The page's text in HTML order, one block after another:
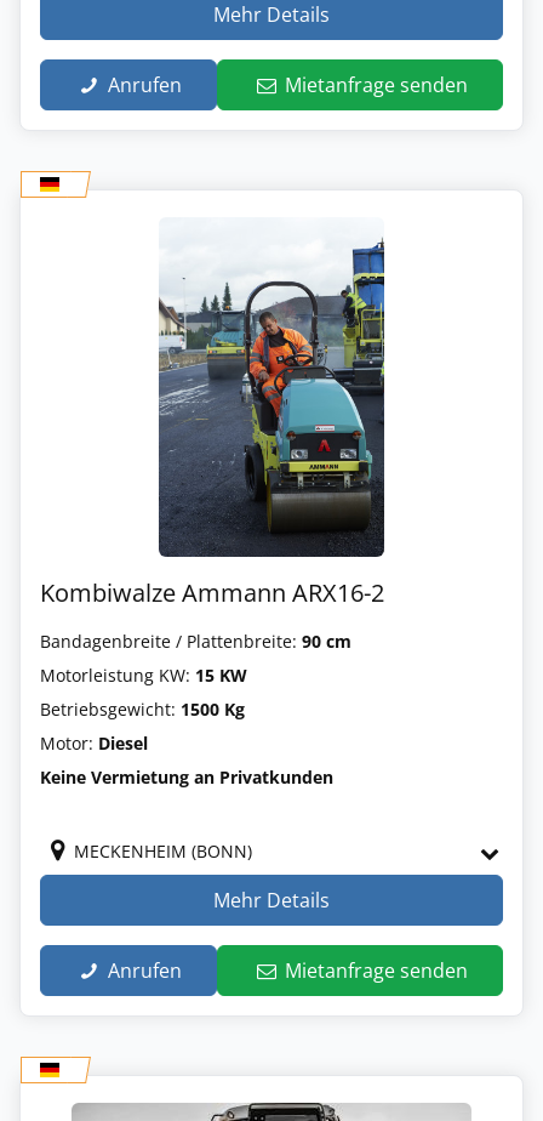
Mehr Details
Anrufen Mietanfrage senden
Kombiwalze Ammann ARX16-2
Bandagenbreite / Plattenbreite: 90 cm
Motorleistung KW: 15 KW
Betriebsgewicht: 1500 Kg
Motor: Diesel
Keine Vermietung an Privatkunden
MECKENHEIM (BONN)
Mehr Details
Anrufen Mietanfrage senden